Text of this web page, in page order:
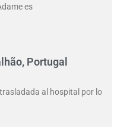
es
Portugal
al hospital por lo